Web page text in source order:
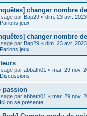
changer nombre
par Bap29 « dim. 23 avr.
Parlons jeux
changer nombre
par Bap29 « dim. 23 avr.
Parlons jeux
par abbath01 « mar. 29 nov.
Discussions
passion
par abbath01 « mar. 29 nov.
Ici on se présente